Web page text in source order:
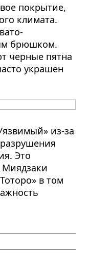
покрытие,
климата.
брюшком.
черные пятна
украшен
из-за
Это
Миядзаки
в том